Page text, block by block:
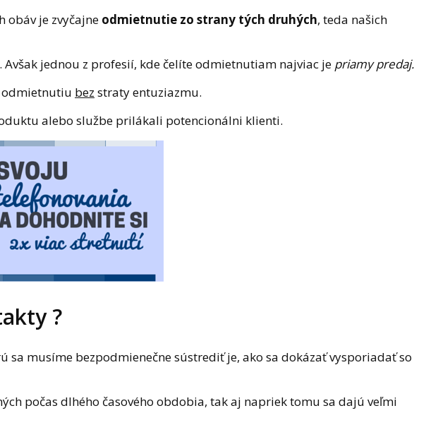
obáv je zvyčajne odmietnutie zo strany tých druhých, teda našich
jednou z profesií, kde čelíte odmietnutiam najviac je priamy predaj.
odmietnutiu bez straty entuziazmu.
alebo službe prilákali potencionálni klienti.
?
sa musíme bezpodmienečne sústrediť je, ako sa dokázať vysporiadať so
počas dlhého časového obdobia, tak aj napriek tomu sa dajú veľmi